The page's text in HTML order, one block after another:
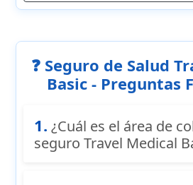
❓ Seguro de Salud
Basic - Preguntas
1. ¿Cuál es el área de
seguro Travel Medical